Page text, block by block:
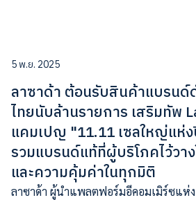
5 พ.ย. 2025
ลาซาด้า ต้อนรับสินค้าแบรนด์
ไทยนับล้านรายการ เสริมทัพ
แคมเปญ "11.11 เซลใหญ่แห่
รวมแบรนด์แท้ที่ผู้บริโภคไว้ว
และความคุ้มค่าในทุกมิติ
ลาซาด้า ผู้นำแพลตฟอร์มอีคอมเมิร์ซแห่ง